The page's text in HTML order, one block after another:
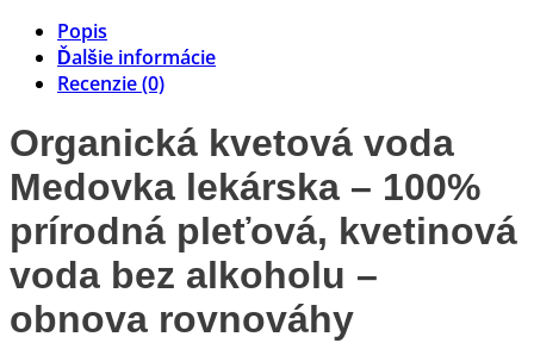
bez
alkoholu
Popis
Ďalšie informácie
Recenzie (0)
Organická kvetová voda
Medovka lekárska – 100%
prírodná pleťová, kvetinová
voda bez alkoholu –
obnova rovnováhy